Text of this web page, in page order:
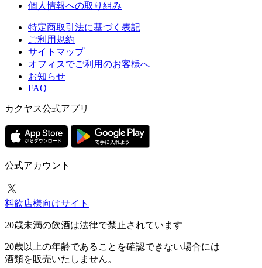
個人情報への取り組み
特定商取引法に基づく表記
ご利用規約
サイトマップ
オフィスでご利用のお客様へ
お知らせ
FAQ
カクヤス公式アプリ
公式アカウント
料飲店様向けサイト
20歳未満の飲酒は法律で禁止されています
20歳以上の年齢であることを確認できない場合には
酒類を販売いたしません。